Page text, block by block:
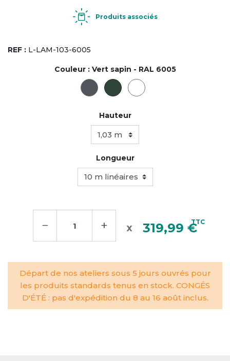
Produits associés
REF : L-LAM-103-6005
Couleur : Vert sapin - RAL 6005
Hauteur
Longueur
− + 319,99 €TTC
Départ de nos ateliers sous 5 jours ouvrés pour
les produits standards tenus en stock. CONGÉS
D'ÉTÉ : pas d'expédition du 8 au 16 août inclus.